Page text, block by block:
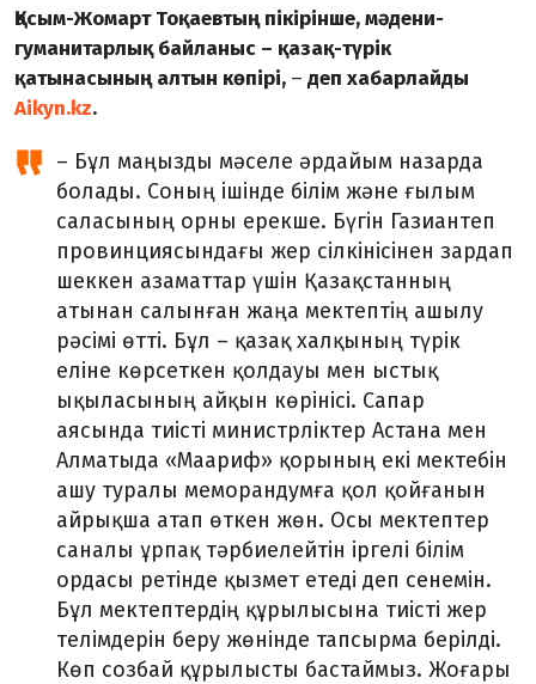
Қасым-Жомарт Тоқаевтың пікірінше, мәдени-
гуманитарлық байланыс – қазақ-түрік
қатынасының алтын көпірі, – деп хабарлайды
Aikyn.kz.
– Бұл маңызды мәселе әрдайым назарда
болады. Соның ішінде білім және ғылым
саласының орны ерекше. Бүгін Газиантеп
провинциясындағы жер сілкінісінен зардап
шеккен азаматтар үшін Қазақстанның
атынан салынған жаңа мектептің ашылу
рәсімі өтті. Бұл – қазақ халқының түрік
еліне көрсеткен қолдауы мен ыстық
ықыласының айқын көрінісі. Сапар
аясында тиісті министрліктер Астана мен
Алматыда «Маариф» қорының екі мектебін
ашу туралы меморандумға қол қойғанын
айрықша атап өткен жөн. Осы мектептер
саналы ұрпақ тәрбиелейтін іргелі білім
ордасы ретінде қызмет етеді деп сенемін.
Бұл мектептердің құрылысына тиісті жер
телімдерін беру жөнінде тапсырма берілді.
Көп созбай құрылысты бастаймыз. Жоғары